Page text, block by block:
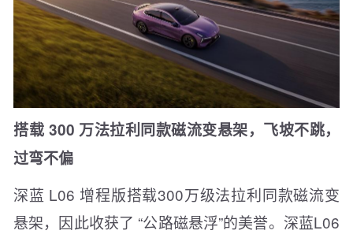
搭载 300 万法拉利同款磁流变悬架，飞坡不跳，
过弯不偏
深蓝 L06 增程版搭载300万级法拉利同款磁流变
悬架，因此收获了 “公路磁悬浮”的美誉。深蓝L06